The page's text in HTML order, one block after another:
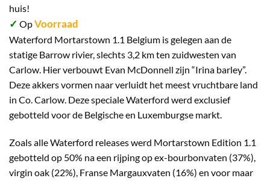
huis!
✓ OpVoorraad
Waterford Mortarstown 1.1 Belgium is gelegen aan de
statige Barrow rivier, slechts 3,2 km ten zuidwesten van
Carlow. Hier verbouwt Evan McDonnell zijn “Irina barley”.
Deze akkers vormen naar verluidt het meest vruchtbare land
in Co. Carlow. Deze speciale Waterford werd exclusief
gebotteld voor de Belgische en Luxemburgse markt.
Zoals alle Waterford releases werd Mortarstown Edition 1.1
gebotteld op 50% na een rijping op ex-bourbonvaten (37%),
virgin oak (22%), Franse Margauxvaten (16%) en voor maar